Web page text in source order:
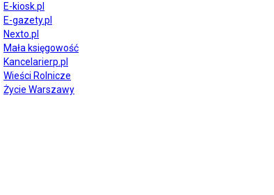
E-kiosk.pl
E-gazety.pl
Nexto.pl
Mała księgowość
Kancelarierp.pl
Wieści Rolnicze
Życie Warszawy